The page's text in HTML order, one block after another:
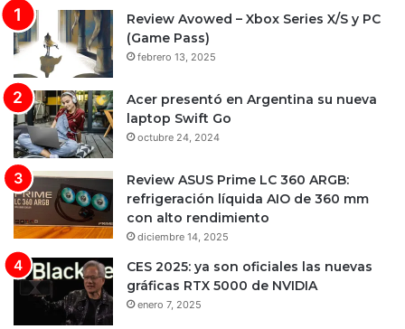
Review Avowed – Xbox Series X/S y PC
(Game Pass)
febrero 13, 2025
Acer presentó en Argentina su nueva
laptop Swift Go
octubre 24, 2024
Review ASUS Prime LC 360 ARGB:
refrigeración líquida AIO de 360 mm
con alto rendimiento
diciembre 14, 2025
CES 2025: ya son oficiales las nuevas
gráficas RTX 5000 de NVIDIA
enero 7, 2025